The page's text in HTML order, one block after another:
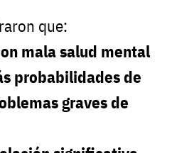
que:
mala salud mental
probabilidades de
graves de